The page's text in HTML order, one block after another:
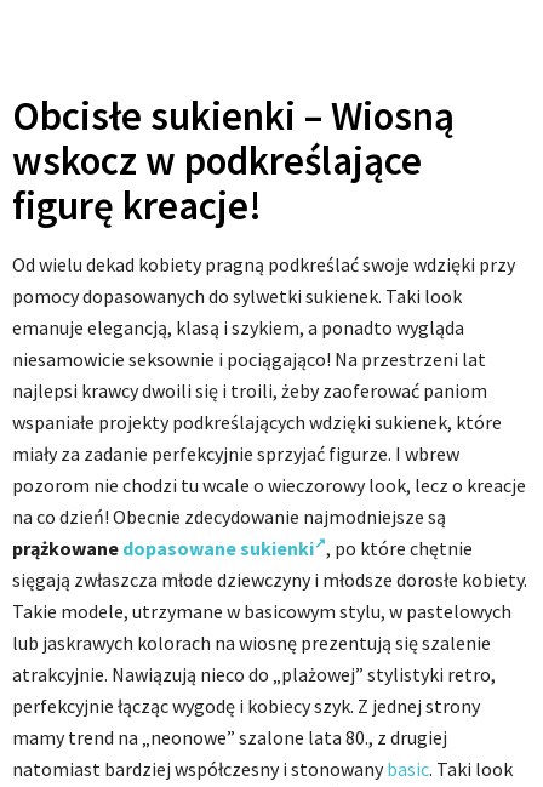
Obcisłe sukienki – Wiosną
wskocz w podkreślające
figurę kreacje!
Od wielu dekad kobiety pragną podkreślać swoje wdzięki przy
pomocy dopasowanych do sylwetki sukienek. Taki look
emanuje elegancją, klasą i szykiem, a ponadto wygląda
niesamowicie seksownie i pociągająco! Na przestrzeni lat
najlepsi krawcy dwoili się i troili, żeby zaoferować paniom
wspaniałe projekty podkreślających wdzięki sukienek, które
miały za zadanie perfekcyjnie sprzyjać figurze. I wbrew
pozorom nie chodzi tu wcale o wieczorowy look, lecz o kreacje
na co dzień! Obecnie zdecydowanie najmodniejsze są
prążkowane dopasowane sukienki , po które chętnie
sięgają zwłaszcza młode dziewczyny i młodsze dorosłe kobiety.
Takie modele, utrzymane w basicowym stylu, w pastelowych
lub jaskrawych kolorach na wiosnę prezentują się szalenie
atrakcyjnie. Nawiązują nieco do „plażowej” stylistyki retro,
perfekcyjnie łącząc wygodę i kobiecy szyk. Z jednej strony
mamy trend na „neonowe” szalone lata 80., z drugiej
natomiast bardziej współczesny i stonowanybasic. Taki look